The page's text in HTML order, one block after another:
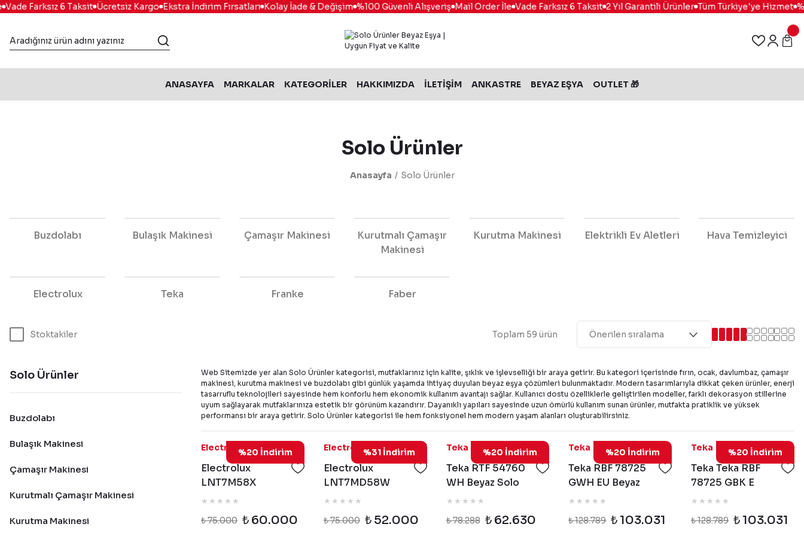
Farksız 6 Taksit Ücretsiz Kargo Ekstra İndirim Fırsatları Kolay İade & Değişim %100 Güvenli Alışveriş Mail Order İle Vade Farksız 6 Taksit 2 Yıl Garantili Ürünler Tüm Türkiye'ye Hizmet %100
ANASAYFA MARKALAR KATEGORİLER HAKKIMIZDA İLETİŞİM ANKASTRE BEYAZ EŞYA OUTLET 🎁
Solo Ürünler
Anasayfa Solo Ürünler
Buzdolabı Bulaşık Makinesi Çamaşır Makinesi
Kurutmalı Çamaşır
Makinesi
Kurutma Makinesi Elektrikli Ev Aletleri Hava Temizleyici
Electrolux Teka Franke Faber
Stoktakiler Toplam 59 ürün
Solo Ürünler
Buzdolabı
Bulaşık Makinesi
Çamaşır Makinesi
Kurutmalı Çamaşır Makinesi
Kurutma Makinesi
Web Sitemizde yer alan Solo Ürünler kategorisi, mutfaklarınız için kalite, şıklık ve işlevselliği bir araya getirir. Bu kategori içerisinde fırın, ocak, davlumbaz, çamaşır
makinesi, kurutma makinesi ve buzdolabı gibi günlük yaşamda ihtiyaç duyulan beyaz eşya çözümleri bulunmaktadır. Modern tasarımlarıyla dikkat çeken ürünler, enerji
tasarruflu teknolojileri sayesinde hem konforlu hem ekonomik kullanım avantajı sağlar. Kullanıcı dostu özelliklerle geliştirilen modeller, farklı dekorasyon stillerine
uyum sağlayarak mutfaklarınıza estetik bir görünüm kazandırır. Dayanıklı yapıları sayesinde uzun ömürlü kullanım sunan ürünler, mutfakta pratiklik ve yüksek
performansı bir araya getirir. Solo Ürünler kategorisi ile hem fonksiyonel hem modern yaşam alanları oluşturabilirsiniz.
%20 İndirim
Electrolux LNT7MD58X
Electrolux
LNT7M58X
Inspiration No
Buzdolabı
₺ 75.000 ₺ 60.000
%31 İndirim
ElectroluxLNT7MD58W
Electrolux
LNT7MD58W
TwinTech 700 No
Buzdolabı
₺ 75.000 ₺ 52.000
%20 İndirim
Teka 113370009
Teka RTF 54760
WH Beyaz Solo
Buzdolabı -
₺ 78.288 ₺ 62.630
%20 İndirim
Teka 113400026
Teka RBF 78725
GWH EU Beyaz
Cam Solo
113400026
₺ 128.789 ₺ 103.031
%20 İndirim
Teka 113400025
Teka Teka RBF
78725 GBK E
Siyah Cam Solo
113400025
₺ 128.789 ₺ 103.031